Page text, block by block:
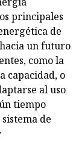
principales
de
un futuro
como la
capacidad, o
al uso
tiempo
de